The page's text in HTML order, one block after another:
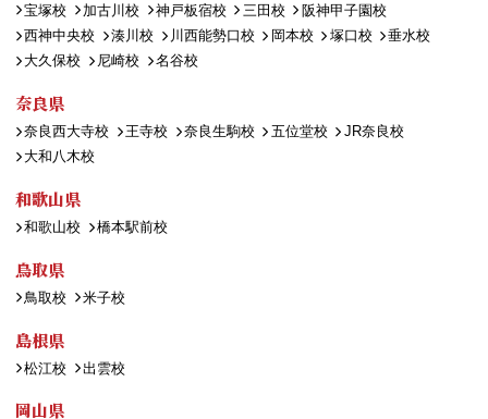
宝塚校
加古川校 神戸板宿校 三田校
阪神甲子園校
西神中央校
湊川校 川西能勢口校 岡本校 塚口校
垂水校
大久保校
尼崎校 名谷校
奈良県
奈良西大寺校 王寺校 奈良生駒校 五位堂校
JR奈良校
大和八木校
和歌山県
和歌山校 橋本駅前校
鳥取県
鳥取校 米子校
島根県
松江校 出雲校
岡山県